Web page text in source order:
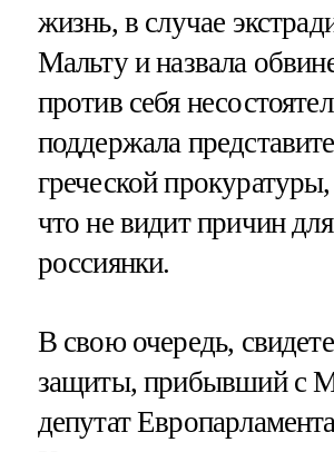
жизнь, в случае
Мальту и назвала
против себя
поддержала
греческой
что не видит причин
россиянки.
В свою очередь,
защиты, прибывший с
депутат